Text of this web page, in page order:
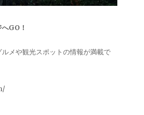
GO！
メや観光スポットの情報が満載で